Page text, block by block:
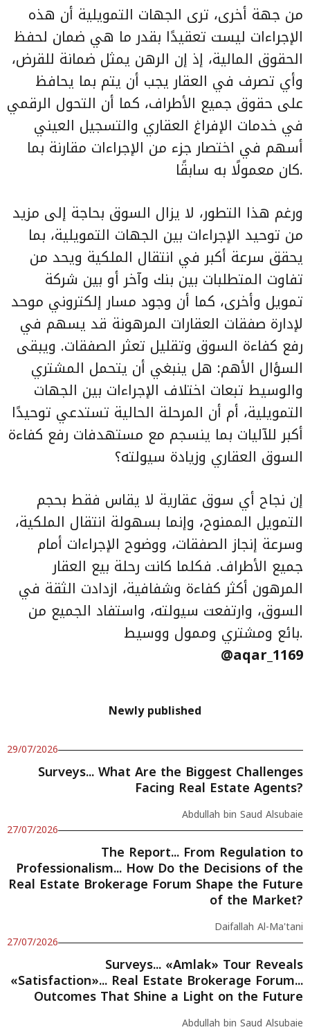
من جهة أخرى، ترى الجهات التمويلية أن هذه
الإجراءات ليست تعقيدًا بقدر ما هي ضمان لحفظ
الحقوق المالية، إذ إن الرهن يمثل ضمانة للقرض،
وأي تصرف في العقار يجب أن يتم بما يحافظ
على حقوق جميع الأطراف، كما أن التحول الرقمي
في خدمات الإفراغ العقاري والتسجيل العيني
أسهم في اختصار جزء من الإجراءات مقارنة بما
كان معمولًا به سابقًا.
ورغم هذا التطور، لا يزال السوق بحاجة إلى مزيد
من توحيد الإجراءات بين الجهات التمويلية، بما
يحقق سرعة أكبر في انتقال الملكية ويحد من
تفاوت المتطلبات بين بنك وآخر أو بين شركة
تمويل وأخرى، كما أن وجود مسار إلكتروني موحد
لإدارة صفقات العقارات المرهونة قد يسهم في
رفع كفاءة السوق وتقليل تعثر الصفقات. ويبقى
السؤال الأهم: هل ينبغي أن يتحمل المشتري
والوسيط تبعات اختلاف الإجراءات بين الجهات
التمويلية، أم أن المرحلة الحالية تستدعي توحيدًا
أكبر للآليات بما ينسجم مع مستهدفات رفع كفاءة
السوق العقاري وزيادة سيولته؟
إن نجاح أي سوق عقارية لا يقاس فقط بحجم
التمويل الممنوح، وإنما بسهولة انتقال الملكية،
وسرعة إنجاز الصفقات، ووضوح الإجراءات أمام
جميع الأطراف. فكلما كانت رحلة بيع العقار
المرهون أكثر كفاءة وشفافية، ازدادت الثقة في
السوق، وارتفعت سيولته، واستفاد الجميع من
بائع ومشتري وممول ووسيط.
@aqar_1169
Newly published
29/07/2026
Surveys... What Are the Biggest Challenges
Facing Real Estate Agents?
Abdullah bin Saud Alsubaie
27/07/2026
The Report... From Regulation to
Professionalism... How Do the Decisions of the
Real Estate Brokerage Forum Shape the Future
of the Market?
Daifallah Al-Ma'tani
27/07/2026
Surveys... «Amlak» Tour Reveals
«Satisfaction»... Real Estate Brokerage Forum...
Outcomes That Shine a Light on the Future
Abdullah bin Saud Alsubaie